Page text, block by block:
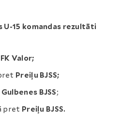
U-15 komandas rezultāti
FK Valor;
Preiļu BJSS;
Gulbenes BJSS;
pret Preiļu BJSS.